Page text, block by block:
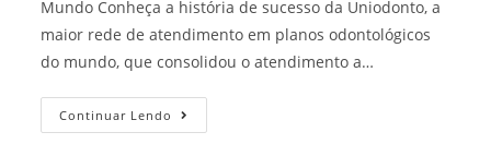
Mundo Conheça a história de sucesso da Uniodonto, a
maior rede de atendimento em planos odontológicos
do mundo, que consolidou o atendimento a…
Continuar Lendo Plano
Odontológico